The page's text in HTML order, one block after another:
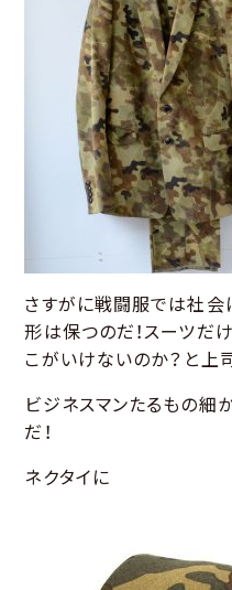
さすがに戦闘服では社会
形は保つのだ！スーツだ
こがいけないのか？と上
ビジネスマンたるもの細
だ！
ネクタイに